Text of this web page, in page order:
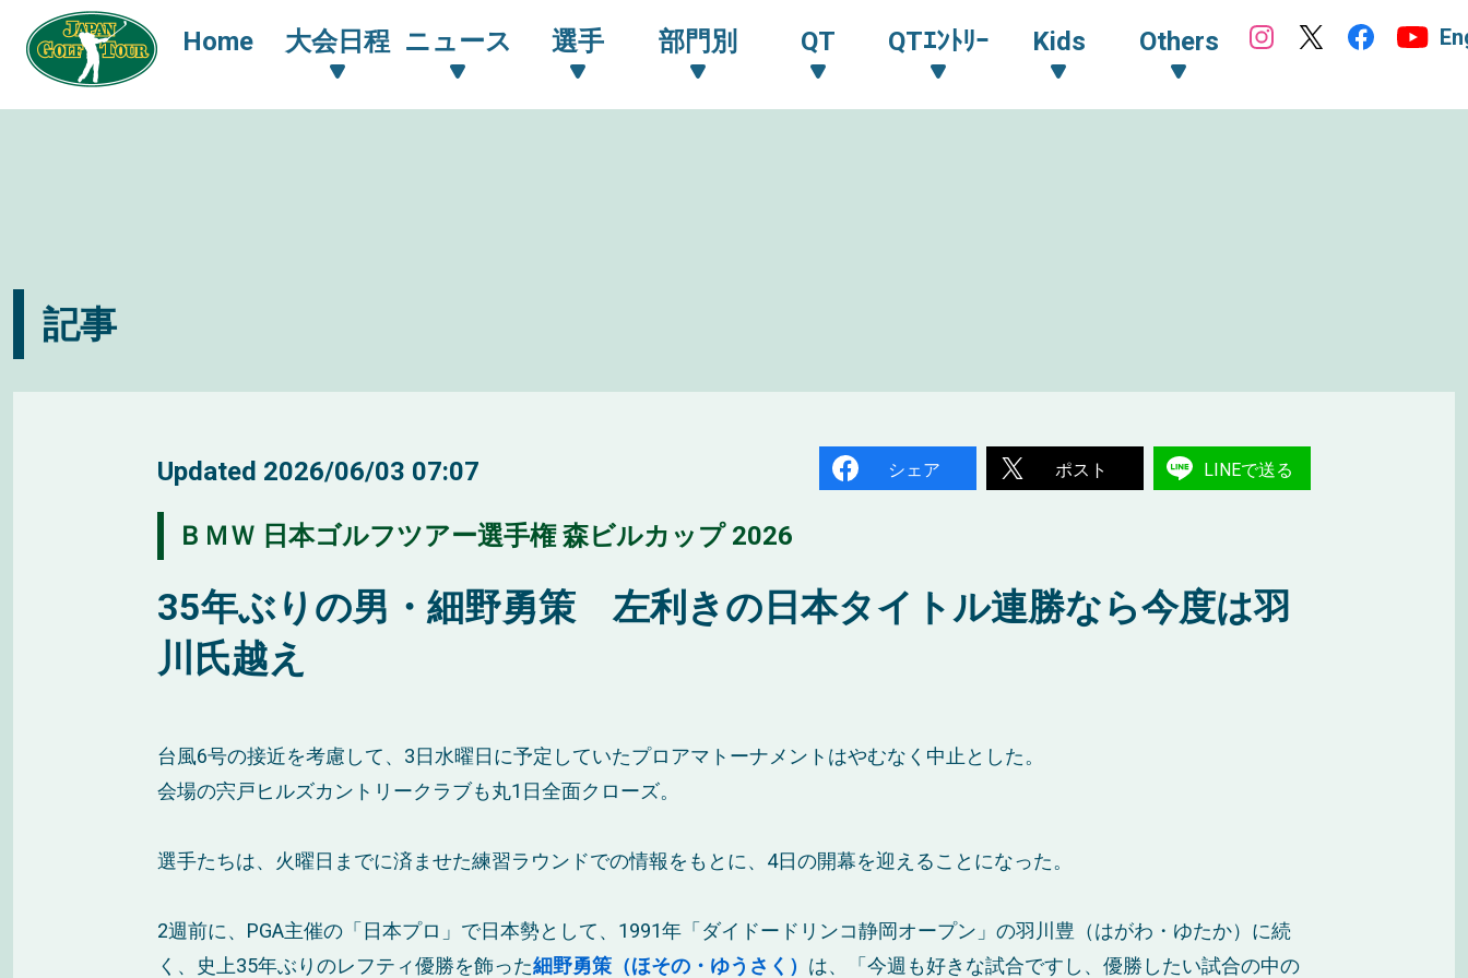
Home 大会日程 ニュース 選手 部門別 QT QTｴﾝﾄﾘｰ Kids Others
記事
Updated 2026/06/03 07:07 シェア ポスト LINEで送る
ＢＭＷ 日本ゴルフツアー選手権 森ビルカップ 2026
35年ぶりの男・細野勇策 左利きの日本タイトル連勝なら今度は羽
川氏越え
台風6号の接近を考慮して、3日水曜日に予定していたプロアマトーナメントはやむなく中止とした。
会場の宍戸ヒルズカントリークラブも丸1日全面クローズ。
選手たちは、火曜日までに済ませた練習ラウンドでの情報をもとに、4日の開幕を迎えることになった。
2週前に、PGA主催の「日本プロ」で日本勢として、1991年「ダイドードリンコ静岡オープン」の羽川豊（はがわ・ゆたか）に続
く、史上35年ぶりのレフティ優勝を飾った細野勇策（ほその・ゆうさく） は、 「今週も好きな試合ですし、優勝したい試合の中の